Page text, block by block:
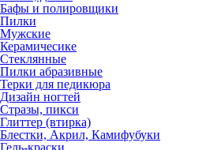
Бафы и полировщики
Пилки
Мужские
Керамичесике
Стеклянные
Пилки абразивные
Терки для педикюра
Дизайн ногтей
Стразы, пикси
Глиттер (втирка)
Блестки, Акрил, Камифубуки
Гель-краски